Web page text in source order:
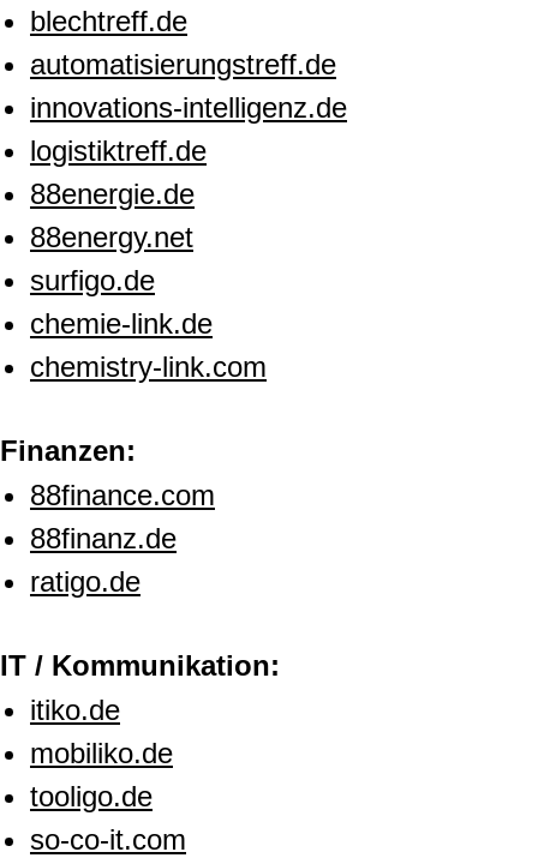
blechtreff.de
automatisierungstreff.de
innovations-intelligenz.de
logistiktreff.de
88energie.de
88energy.net
surfigo.de
chemie-link.de
chemistry-link.com
Finanzen:
88finance.com
88finanz.de
ratigo.de
IT / Kommunikation:
itiko.de
mobiliko.de
tooligo.de
so-co-it.com